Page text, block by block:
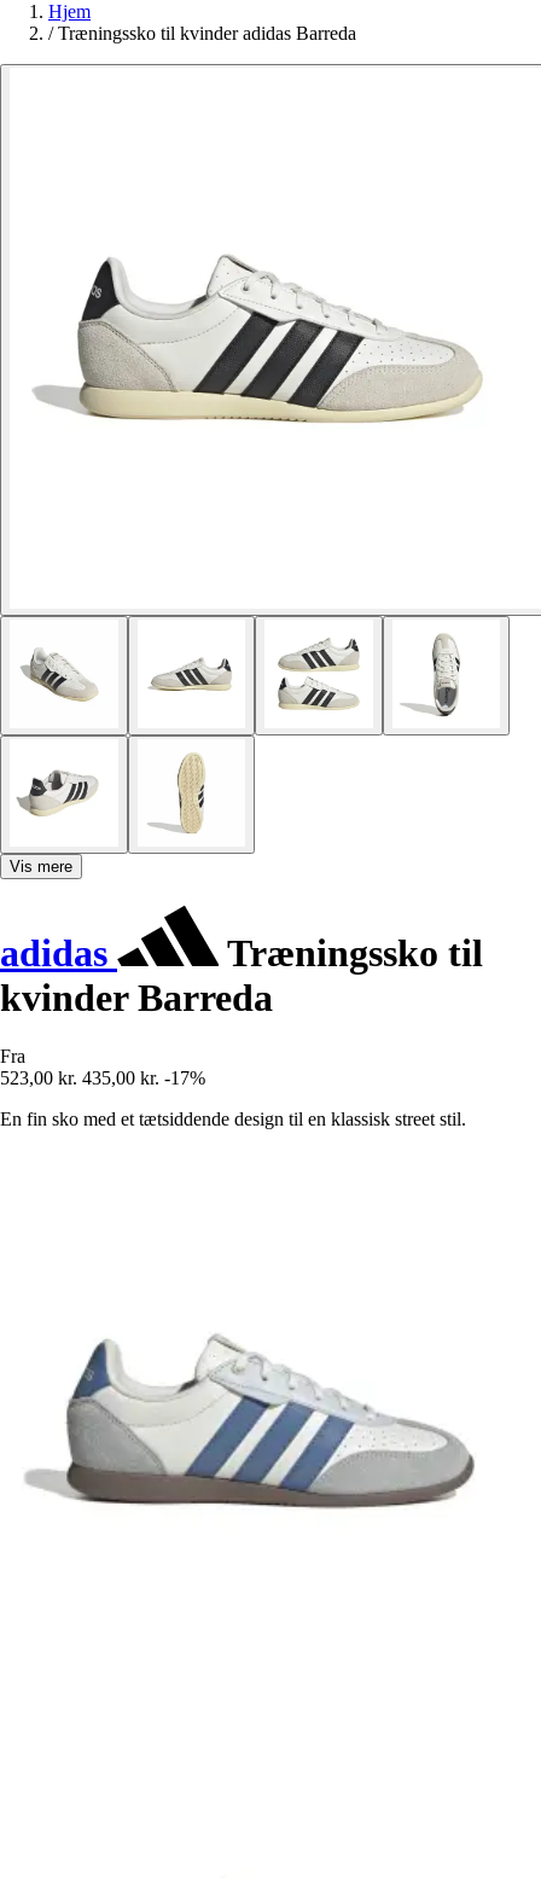
Hjem
/ Træningssko til kvinder adidas Barreda
Vis mere
adidas
Træningssko til
kvinder Barreda
Fra
523,00 kr. 435,00 kr. -17%
En fin sko med et tætsiddende design til en klassisk street stil.